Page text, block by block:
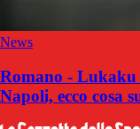
News
Romano -
Napoli, ecco cosa